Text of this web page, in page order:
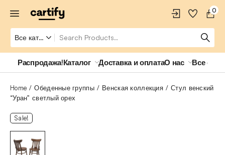
0
Распродажа!Каталог Доставка и оплатаО нас Все о
Home Обеденные группы Венская коллекция
Стул венский
“Уран” светлый орех
Sale!